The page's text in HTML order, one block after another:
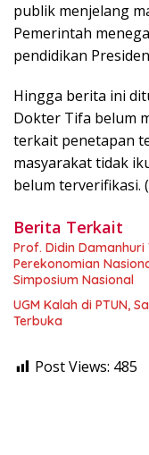
publik menjelang
Pemerintah
pendidikan
Hingga berita ini
Dokter Tifa belum
terkait penetapan
masyarakat tidak
belum terverifikasi.
Berita Terkait
Prof. Didin
Perekonomian
Simposium Nasional
UGM Kalah di PTUN,
Terbuka
Post Views: 485